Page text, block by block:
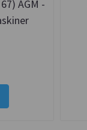
AGM -